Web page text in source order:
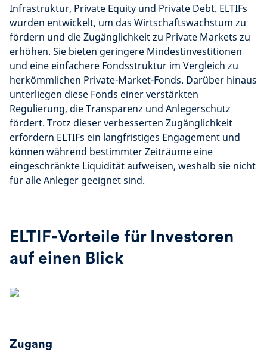
Infrastruktur, Private Equity und Private Debt. ELTIFs
wurden entwickelt, um das Wirtschaftswachstum zu
fördern und die Zugänglichkeit zu Private Markets zu
erhöhen. Sie bieten geringere Mindestinvestitionen
und eine einfachere Fondsstruktur im Vergleich zu
herkömmlichen Private-Market-Fonds. Darüber hinaus
unterliegen diese Fonds einer verstärkten
Regulierung, die Transparenz und Anlegerschutz
fördert. Trotz dieser verbesserten Zugänglichkeit
erfordern ELTIFs ein langfristiges Engagement und
können während bestimmter Zeiträume eine
eingeschränkte Liquidität aufweisen, weshalb sie nicht
für alle Anleger geeignet sind.
ELTIF-Vorteile für Investoren
auf einen Blick
Zugang